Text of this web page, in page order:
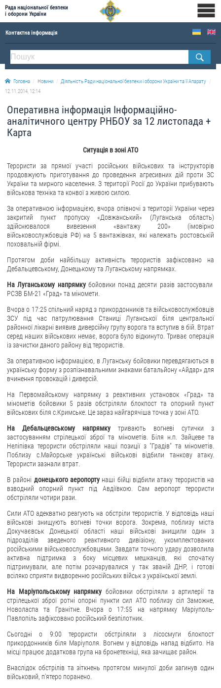
Рада національної безпеки
і оборони України
Контактна інформація
ПРО РНБОУ
Склад Ради національної безпеки і оборони України
Апарат Ради національної безпеки і оборони України
Історична довідка про діяльність Ради національної безпеки і оборони України
ОФІЦІЙНІ ДОКУМЕНТИ
Новини
Drone Deals
Відеогалерея
ЗВЕРНЕННЯ ГРОМАДЯН
Звернення громадян
Електронне звернення
ДОСТУП ДО ПУБЛІЧНОЇ ІНФОРМАЦІЇ
Організація доступу до публічної інформації
Запит на отримання публічної інформації
Облік публічної інформації
Публічні закупівлі
ДЕРЖАВНИЙ РЕЄСТР САНКЦІЙ
Головна Новини
Діяльність Ради національної безпеки і оборони України та її Апарату
12.11.2014, 12:14
Оперативна інформація Інформаційно-
аналітичного центру РНБОУ за 12 листопада +
Карта
Ситуація в зоні АТО
Терористи за прямої участі російських військових та інструкторів
продовжують приготування до проведення агресивних дій проти ЗС
України та мирного населення. З території Росії до України прибувають
військова техніка та конвої з живою силою.
За оперативною інформацією, вчора опівночі з території України через
закритий пункт пропуску «Довжанський» (Луганська область)
здійснювалося вивезення «вантажу 200» (імовірно
військовослужбовців РФ) на 5 вантажівках, які належать ростовській
поховальній фірмі.
Протягом доби найбільшу активність терористів зафіксовано на
Дебальцевському, Донецькому та Луганському напрямках.
На Луганському напрямкубойовики понад десяти разів застосували
РСЗВ БМ-21 «Град» та міномети.
Вчора о 17:25 спільний наряд з прикордонників та військовослужбовців
ЗСУ під час патрулювання Станиці Луганської біля центральної
районної лікарні виявив диверсійну групу ворога та вступив в бій. Втрат
серед наших військових немає, ворога було відкинуто. Триває операція
із зачистки даного району від терористів.
За оперативною інформацією, в Луганську бойовики перевдягаються в
українську форму з розпізнавальними знаками батальйону «Айдар» для
вчинення провокацій і диверсій.
На Первомайському напрямку з реактивних установок «Град» та
мінометів бойовики 5 разів обстріляли блокпост та опорний пункт
військових біля с.Кримське. Це зараз найгарячіша точка у зоні АТО.
На Дебальцевському напрямку тривають вогневі сутички з
застосуванням стрілецької зброї та мінометів. Біля н.п. Зайцеве та
Неліпівка терористи обстріляли наші позиції з "Градів" та мінометів.
Поблизу с.Майорське українські військові відбили танкову атаку.
Терористи зазнали втрат.
В районі донецького аеропорту наші бійці відбили атаку терористів на
взводний опорний пункт під Авдіївкою. Сам аеропорт терористи
обстріляли чотири рази.
Сили АТО адекватно реагують на обстріли терористів. У відповідь наші
військові знищують вогневі точки ворога. Зокрема, поблизу міста
Докучаєвськ Донецької області наші військові знищили один з
підрозділів зведеного реактивного дивізіону, укомплектованих
російськими військовослужбовцями. Завдати точного удару дозволила
активна підтримка з боку місцевих мешканців, які спочатку
підтримували, але потім розчарувалися у так званій ДНР, і готові
всіляко сприяти видворенню російських військ з української землі.
На Маріупольському напрямку бойовики обстріляли з артилерії та
стрілецької зброї ротні опорні пункти сил АТО поблизу сіл Заможне,
Новоласпа та Гранітне. Вчора о 17:55 на напрямку Маріуполь-
Павлопіль зафіксовано російський безпілотник.
Сьогодні о 9:00 терористи обстріляли з лісосмуги блокпост
прикордонників біля Маріуполя. Вогнем у відповідь напад відбито. На
місці працює додаткова група на бронетехніці, яка зачищає район.
Внаслідок обстрілів та зіткнень протягом минулої доби загинув один
військовий, п'ятеро поранено.